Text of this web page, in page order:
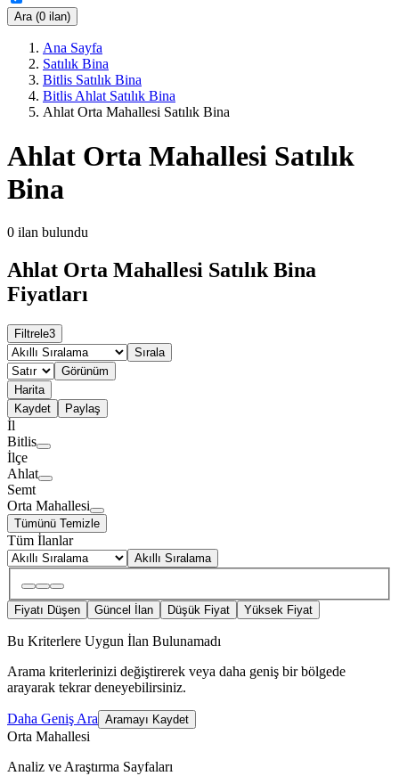
Ara (0 ilan)
Ana Sayfa
Satılık Bina
Bitlis Satılık Bina
Bitlis Ahlat Satılık Bina
Ahlat Orta Mahallesi Satılık Bina
Ahlat Orta Mahallesi Satılık
Bina
0 ilan bulundu
Ahlat Orta Mahallesi Satılık Bina
Fiyatları
Filtrele3
Sırala
Görünüm
Harita
Kaydet
Paylaş
İl
Bitlis
İlçe
Ahlat
Semt
Orta Mahallesi
Tümünü Temizle
Tüm İlanlar
Akıllı Sıralama
Fiyatı Düşen Güncel İlan Düşük Fiyat Yüksek Fiyat
Bu Kriterlere Uygun İlan Bulunamadı
Arama kriterlerinizi değiştirerek veya daha geniş bir bölgede
arayarak tekrar deneyebilirsiniz.
Daha Geniş Ara Aramayı Kaydet
Orta Mahallesi
Analiz ve Araştırma Sayfaları